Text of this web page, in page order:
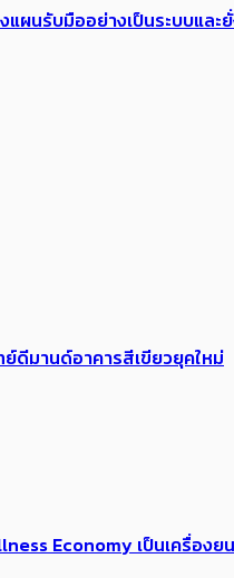
ผนรับมืออย่างเป็นระบบและ
ย์ดีมานด์อาคารสีเขียวยุคใหม่
Economy เป็นเครื่องย